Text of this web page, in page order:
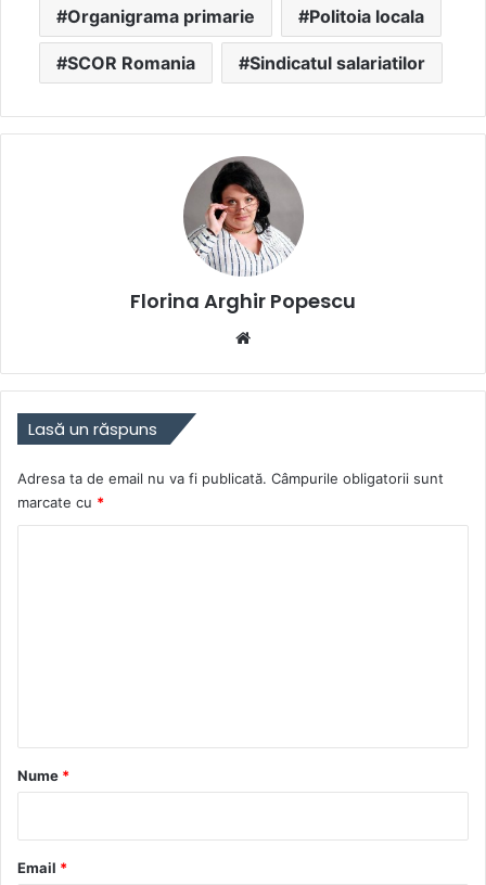
Organigrama primarie Politoia locala
SCOR Romania Sindicatul salariatilor
Florina Arghir Popescu
Lasă un răspuns
Adresa ta de email nu va fi publicată. Câmpurile obligatorii sunt
marcate cu *
r
*
Nume *
Email *